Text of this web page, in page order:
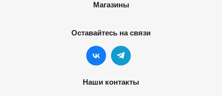
Магазины
Оставайтесь на связи
Наши контакты